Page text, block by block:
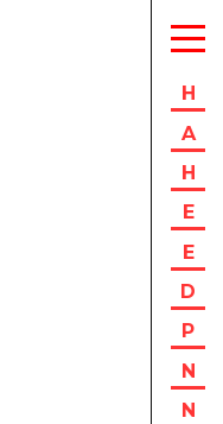
H
A
H
E
E
D
P
N
N